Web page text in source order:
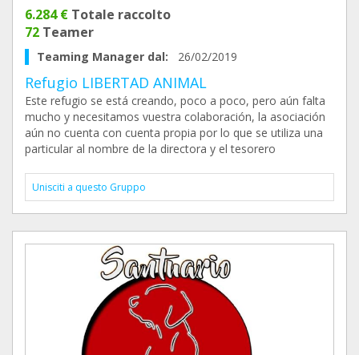
6.284 € Totale raccolto
72 Teamer
Teaming Manager dal: 26/02/2019
Refugio LIBERTAD ANIMAL
Este refugio se está creando, poco a poco, pero aún falta
mucho y necesitamos vuestra colaboración, la asociación
aún no cuenta con cuenta propia por lo que se utiliza una
particular al nombre de la directora y el tesorero
Unisciti a questo Gruppo